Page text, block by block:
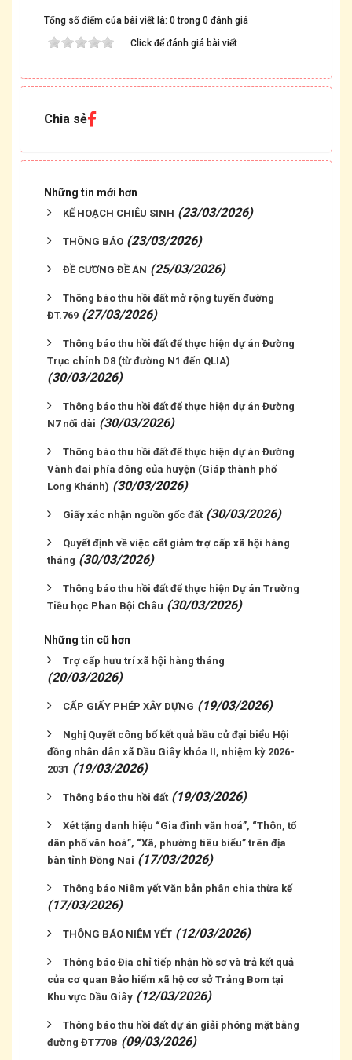
Tổng số điểm của bài viết là: 0 trong 0 đánh giá
Click để đánh giá bài viết
Chia sẻ
Những tin mới hơn
KẾ HOẠCH CHIÊU SINH (23/03/2026)
THÔNG BÁO (23/03/2026)
ĐỀ CƯƠNG ĐỀ ÁN (25/03/2026)
Thông báo thu hồi đất mở rộng tuyến đường
ĐT.769 (27/03/2026)
Thông báo thu hồi đất để thực hiện dự án Đường
Trục chính D8 (từ đường N1 đến QLIA)
(30/03/2026)
Thông báo thu hồi đất để thực hiện dự án Đường
N7 nối dài (30/03/2026)
Thông báo thu hồi đất để thực hiện dự án Đường
Vành đai phía đông của huyện (Giáp thành phố
Long Khánh) (30/03/2026)
Giấy xác nhận nguồn gốc đất (30/03/2026)
Quyết định về việc cắt giảm trợ cấp xã hội hàng
tháng (30/03/2026)
Thông báo thu hồi đất để thực hiện Dự án Trường
Tiều học Phan Bội Châu (30/03/2026)
Những tin cũ hơn
Trợ cấp hưu trí xã hội hàng tháng
(20/03/2026)
CẤP GIẤY PHÉP XÂY DỰNG (19/03/2026)
Nghị Quyết công bố kết quả bầu cử đại biểu Hội
đồng nhân dân xã Dầu Giây khóa II, nhiệm kỳ 2026-
2031 (19/03/2026)
Thông báo thu hồi đất (19/03/2026)
Xét tặng danh hiệu “Gia đình văn hoá”, “Thôn, tổ
dân phố văn hoá”, “Xã, phường tiêu biểu” trên địa
bàn tỉnh Đồng Nai (17/03/2026)
Thông báo Niêm yết Văn bản phân chia thừa kế
(17/03/2026)
THÔNG BÁO NIÊM YẾT (12/03/2026)
Thông báo Địa chỉ tiếp nhận hồ sơ và trả kết quả
của cơ quan Bảo hiểm xã hộ cơ sở Trảng Bom tại
Khu vực Dầu Giây (12/03/2026)
Thông báo thu hồi đất dự án giải phóng mặt bằng
đường ĐT770B (09/03/2026)
Thông báo Niêm yết công khai thông tin mất Giấy
chứng nhận quyền sử dụng đất của ông Đỗ Thành
Kính và bà Trần Thị Yến